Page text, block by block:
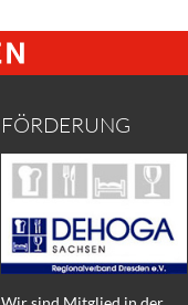
FÖRDERUNG